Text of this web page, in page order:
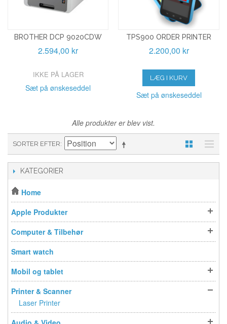
BROTHER DCP 9020CDW
2.594,00 kr
IKKE PÅ LAGER
Sæt på ønskeseddel
TPS900 ORDER PRINTER
2.200,00 kr
LÆG I KURV
Sæt på ønskeseddel
Alle produkter er blev vist.
SORTER EFTER
KATEGORIER
Home
Apple Produkter
Computer & Tilbehør
Smart watch
Mobil og tablet
Printer & Scanner
Laser Printer